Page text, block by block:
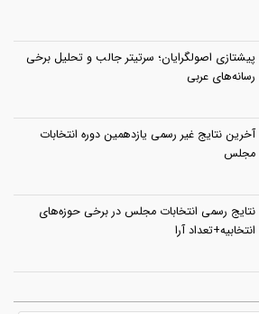
پیشتازی اصولگرایان؛ سرتیتر جالب و تحلیل برخی
رسانه‌های عربی
آخرین نتایج غیر رسمی یازدهمین دوره انتخابات
مجلس
نتایج رسمی انتخابات مجلس در برخی حوزه‌های
انتخابیه+تعداد آرا